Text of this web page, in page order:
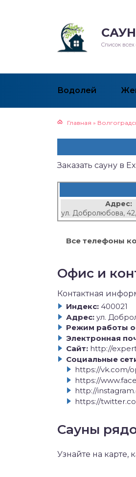
Список
Водолей
Главная »
Заказать сауну в
Адрес:
ул. Добролюбова,
Все телефоны
Офис и
Контактная
Индекс: 400021
Адрес: ул.
Режим работы
Электронная
Сайт: http://
Социальные
https://vk.com/
https://
http://
https://
Сауны
Узнайте на карте,